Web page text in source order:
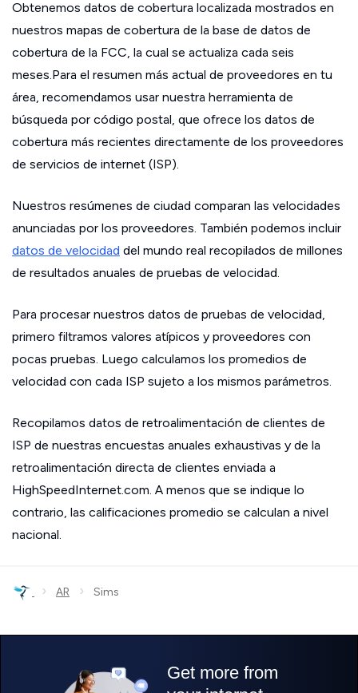
Obtenemos datos de cobertura localizada mostrados en
nuestros mapas de cobertura de la base de datos de
cobertura de la FCC, la cual se actualiza cada seis
meses.Para el resumen más actual de proveedores en tu
área, recomendamos usar nuestra herramienta de
búsqueda por código postal, que ofrece los datos de
cobertura más recientes directamente de los proveedores
de servicios de internet (ISP).
Nuestros resúmenes de ciudad comparan las velocidades
anunciadas por los proveedores. También podemos incluir
datos de velocidad del mundo real recopilados de millones
de resultados anuales de pruebas de velocidad.
Para procesar nuestros datos de pruebas de velocidad,
primero filtramos valores atípicos y proveedores con
pocas pruebas. Luego calculamos los promedios de
velocidad con cada ISP sujeto a los mismos parámetros.
Recopilamos datos de retroalimentación de clientes de
ISP de nuestras encuestas anuales exhaustivas y de la
retroalimentación directa de clientes enviada a
HighSpeedInternet.com. A menos que se indique lo
contrario, las calificaciones promedio se calculan a nivel
nacional.
› AR › Sims